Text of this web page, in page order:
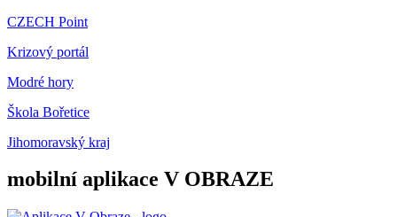
CZECH Point
Krizový portál
Modré hory
Škola Bořetice
Jihomoravský kraj
mobilní aplikace V OBRAZE